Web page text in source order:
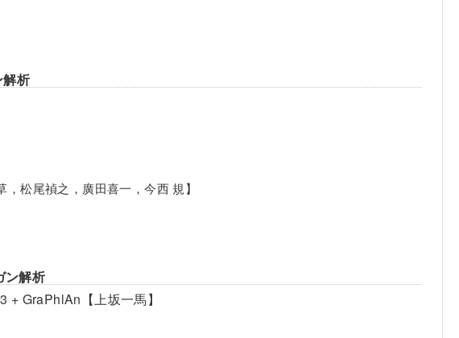
析
松尾禎之，廣田喜一，今西 規】
ン解析
+ GraPhlAn【上坂一馬】